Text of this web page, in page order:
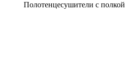
Полотенцесушители с полкой